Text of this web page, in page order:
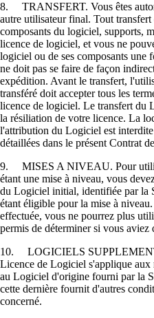
8. TRANSFERT. Vous êtes
autre utilisateur final. Tout
composants du logiciel, supports,
licence de logiciel, et vous ne
logiciel ou de ses composants
ne doit pas se faire de façon
expédition. Avant le transfert,
transféré doit accepter tous les
licence de logiciel. Le transfert du
la résiliation de votre licence. La
l'attribution du Logiciel est
détaillées dans le présent Contrat
9. MISES A NIVEAU. Pour
étant une mise à niveau, vous
du Logiciel initial, identifiée par la
étant éligible pour la mise à
effectuée, vous ne pourrez plus
permis de déterminer si vous aviez
10. LOGICIELS
Licence de Logiciel s'applique aux
au Logiciel d'origine fourni par la
cette dernière fournit d'autres
concerné.